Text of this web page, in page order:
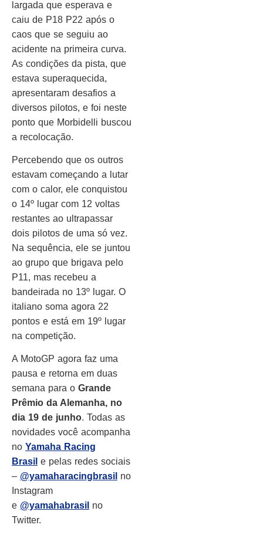
largada que esperava e
caiu de P18 P22 após o
caos que se seguiu ao
acidente na primeira curva.
As condições da pista, que
estava superaquecida,
apresentaram desafios a
diversos pilotos, e foi neste
ponto que Morbidelli buscou
a recolocação.
Percebendo que os outros
estavam começando a lutar
com o calor, ele conquistou
o 14º lugar com 12 voltas
restantes ao ultrapassar
dois pilotos de uma só vez.
Na sequência, ele se juntou
ao grupo que brigava pelo
P11, mas recebeu a
bandeirada no 13º lugar. O
italiano soma agora 22
pontos e está em 19º lugar
na competição.
A MotoGP agora faz uma
pausa e retorna em duas
semana para o Grande
Prêmio da Alemanha, no
dia 19 de junho. Todas as
novidades você acompanha
no Yamaha Racing
Brasil e pelas redes sociais
– @yamaharacingbrasil no
Instagram
e @yamahabrasil no
Twitter.